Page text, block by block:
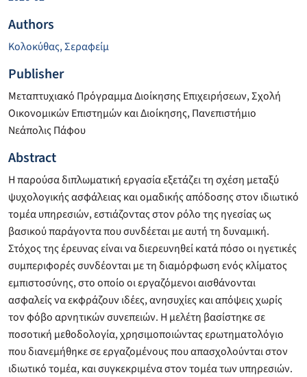
Authors
Κολοκύθας, Σεραφείμ
Publisher
Μεταπτυχιακό Πρόγραμμα Διοίκησης Επιχειρήσεων, Σχολή
Οικονομικών Επιστημών και Διοίκησης, Πανεπιστήμιο
Νεάπολις Πάφου
Abstract
Η παρούσα διπλωματική εργασία εξετάζει τη σχέση μεταξύ
ψυχολογικής ασφάλειας και ομαδικής απόδοσης στον ιδιωτικό
τομέα υπηρεσιών, εστιάζοντας στον ρόλο της ηγεσίας ως
βασικού παράγοντα που συνδέεται με αυτή τη δυναμική.
Στόχος της έρευνας είναι να διερευνηθεί κατά πόσο οι ηγετικές
συμπεριφορές συνδέονται με τη διαμόρφωση ενός κλίματος
εμπιστοσύνης, στο οποίο οι εργαζόμενοι αισθάνονται
ασφαλείς να εκφράζουν ιδέες, ανησυχίες και απόψεις χωρίς
τον φόβο αρνητικών συνεπειών. Η μελέτη βασίστηκε σε
ποσοτική μεθοδολογία, χρησιμοποιώντας ερωτηματολόγιο
που διανεμήθηκε σε εργαζομένους που απασχολούνται στον
ιδιωτικό τομέα, και συγκεκριμένα στον τομέα των υπηρεσιών.